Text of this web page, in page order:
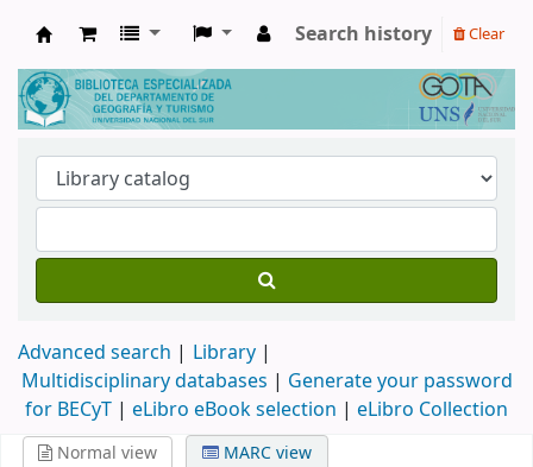
Biblioteca de Geografía y Turismo
Search history Clear
Advanced search
Library
Multidisciplinary databases | Generate your password
for BECyT | eLibro eBook selection | eLibro Collection
Normal view
MARC view